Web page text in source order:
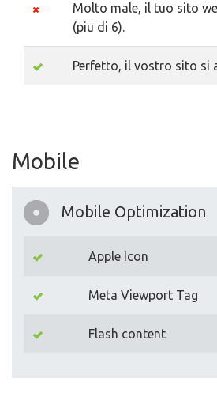
Molto male, il tuo sito
(piu di 6).
Perfetto, il vostro sito si
Mobile
Mobile Optimization
Apple Icon
Meta Viewport Tag
Flash content